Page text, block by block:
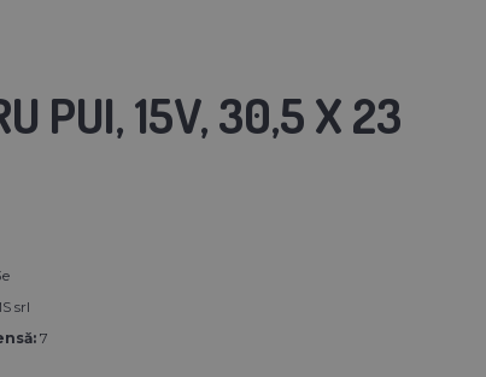
PUI, 15V, 30,5 X 23
srl
7